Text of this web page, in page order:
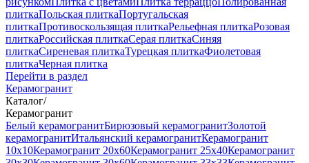
плиткаПольская плиткаПортугальская
плиткаПротивоскользящая плиткаРельефная плиткаРозовая
плиткаРоссийская плиткаСерая плиткаСиняя
плиткаСиреневая плиткаТурецкая плиткаФиолетовая
плиткаЧерная плитка
Перейти в раздел
Керамогранит
Каталог/
Керамогранит
Белый керамогранитБирюзовый керамогранитЗолотой
керамогранитИтальянский керамогранитКерамогранит
10x10Керамогранит 20x60Керамогранит 25x40Керамогранит